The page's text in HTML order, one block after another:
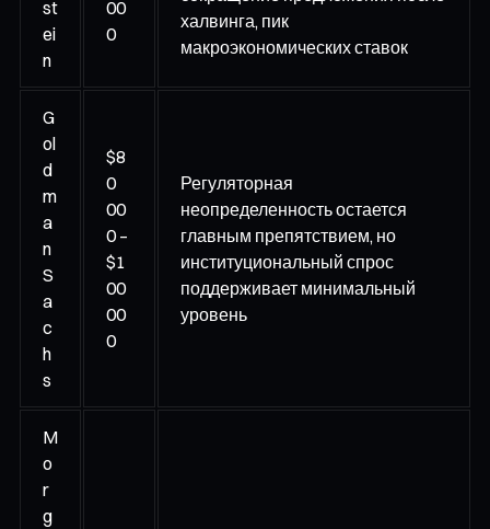
st
ei
n
00
0
халвинга, пик
макроэкономических ставок
G
ol
d
m
a
n
S
a
c
h
s
$8
0
00
0 –
$1
00
00
0
Регуляторная
неопределенность остается
главным препятствием, но
институциональный спрос
поддерживает минимальный
уровень
M
o
r
g